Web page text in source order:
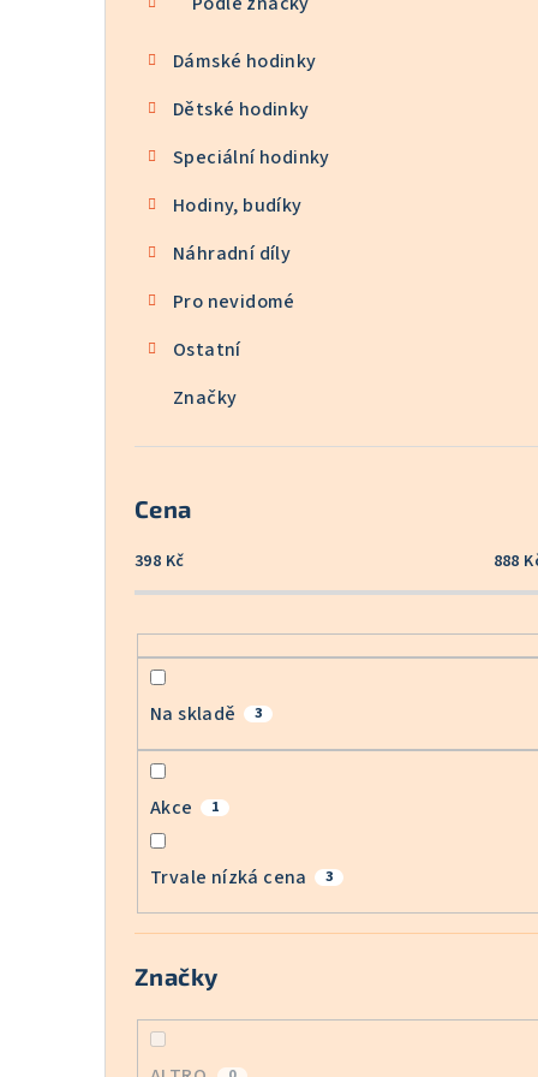
Dámské hodinky
Dětské hodinky
Speciální hodinky
Hodiny, budíky
Náhradní díly
Pro nevidomé
Ostatní
Značky
Cena
398 Kč 888
Na skladě 3
Akce 1
Trvale nízká cena 3
Značky